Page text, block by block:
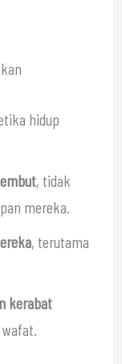
hidup
, tidak
mereka.
, terutama
kerabat